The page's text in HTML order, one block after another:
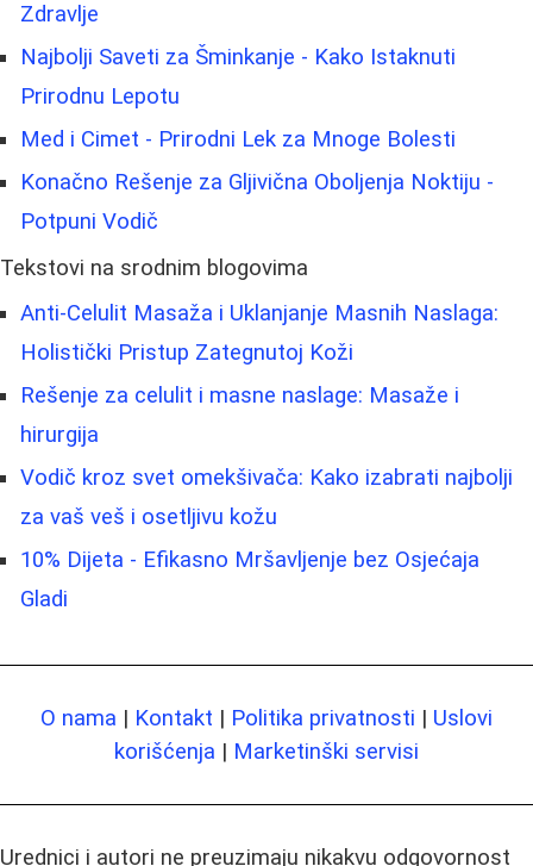
Zdravlje
Najbolji Saveti za Šminkanje - Kako Istaknuti
Prirodnu Lepotu
Med i Cimet - Prirodni Lek za Mnoge Bolesti
Konačno Rešenje za Gljivična Oboljenja Noktiju -
Potpuni Vodič
Tekstovi na srodnim blogovima
Anti-Celulit Masaža i Uklanjanje Masnih Naslaga:
Holistički Pristup Zategnutoj Koži
Rešenje za celulit i masne naslage: Masaže i
hirurgija
Vodič kroz svet omekšivača: Kako izabrati najbolji
za vaš veš i osetljivu kožu
10% Dijeta - Efikasno Mršavljenje bez Osjećaja
Gladi
O nama | Kontakt | Politika privatnosti | Uslovi
korišćenja | Marketinški servisi
Urednici i autori ne preuzimaju nikakvu odgovornost